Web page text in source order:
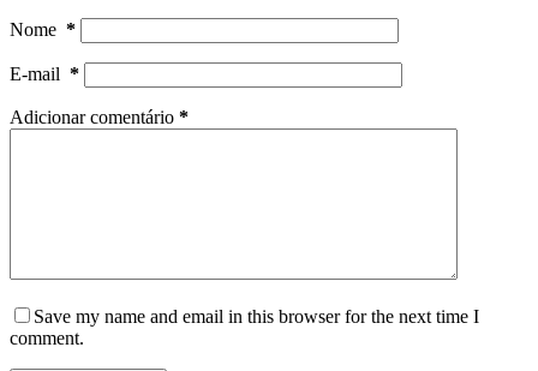
Nome *
E-mail *
Adicionar comentário *
Save my name and email in this browser for the next time I
comment.